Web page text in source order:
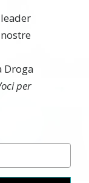
Droga
per